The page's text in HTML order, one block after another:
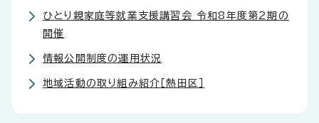
ひとり親家庭等就業支援講習会 令和8年度第2期の
開催
情報公開制度の運用状況
地域活動の取り組み紹介［熱田区］